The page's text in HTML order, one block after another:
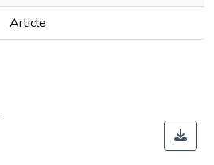
Article